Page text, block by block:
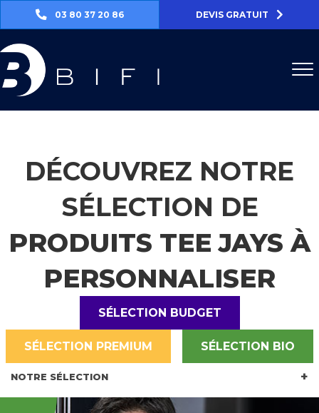
03 80 37 20 86 DEVIS GRATUIT
DÉCOUVREZ NOTRE
SÉLECTION DE
PRODUITS TEE JAYS À
PERSONNALISER
SÉLECTION BUDGET
SÉLECTION PREMIUM SÉLECTION BIO
NOTRE SÉLECTION